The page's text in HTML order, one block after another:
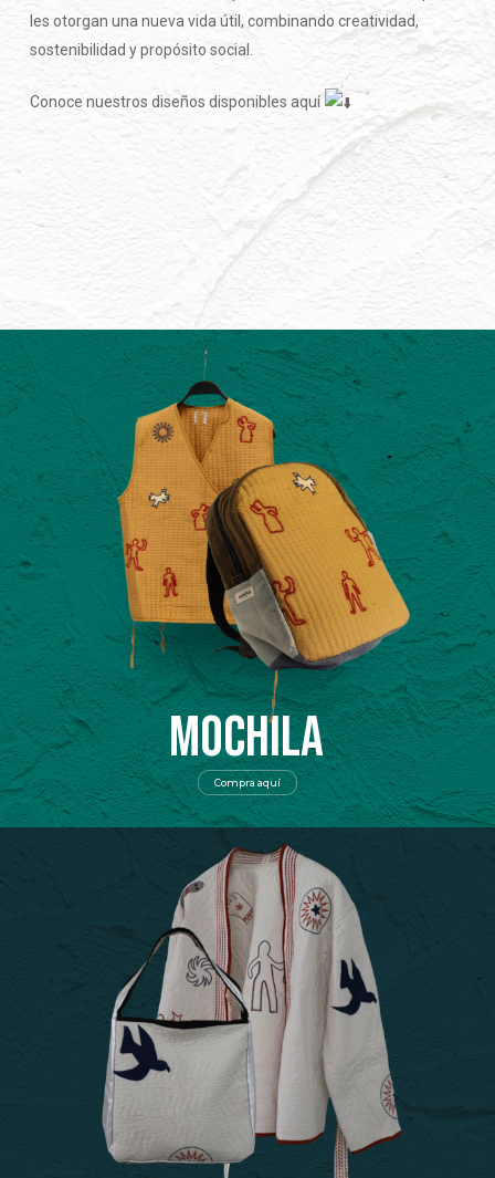
les otorgan una nueva vida útil, combinando creatividad,
sostenibilidad y propósito social.
Conoce nuestros diseños disponibles aquí
MOCHILA
Compra aquí